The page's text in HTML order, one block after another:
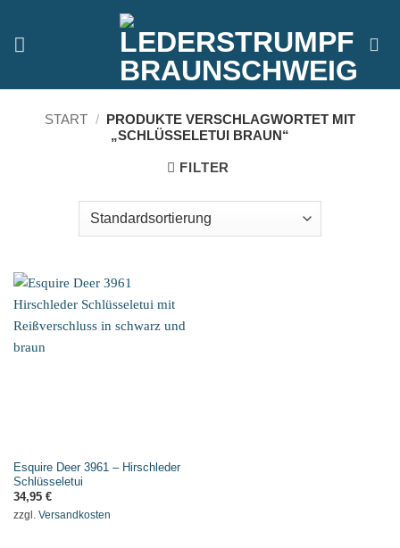
springen
START / PRODUKTE VERSCHLAGWORTET MIT
„SCHLÜSSELETUI BRAUN“
FILTER
Esquire Deer 3961 – Hirschleder
Schlüsseletui
34,95 €
zzgl. Versandkosten